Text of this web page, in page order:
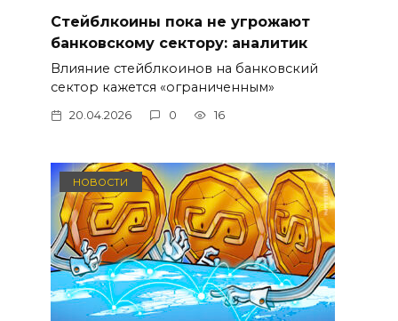
Стейблкоины пока не угрожают
банковскому сектору: аналитик
Влияние стейблкоинов на банковский
сектор кажется «ограниченным»
20.04.2026 0 16
НОВОСТИ